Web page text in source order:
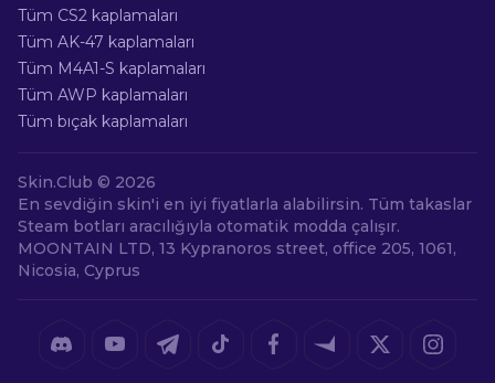
Tüm CS2 kaplamaları
Tüm AK-47 kaplamaları
Tüm M4A1-S kaplamaları
Tüm AWP kaplamaları
Tüm bıçak kaplamaları
Skin.Club © 2026
En sevdiğin skin'i en iyi fiyatlarla alabilirsin. Tüm takaslar
Steam botları aracılığıyla otomatik modda çalışır.
MOONTAIN LTD, 13 Kypranoros street, office 205, 1061,
Nicosia, Cyprus